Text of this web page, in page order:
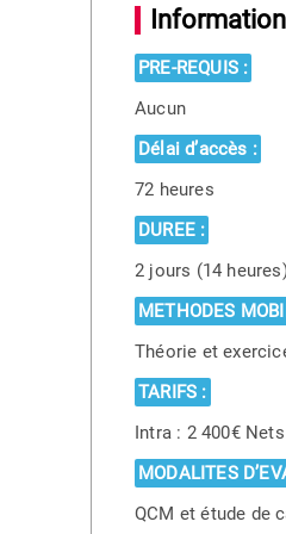
PRE-REQUIS :
Aucun
Délai d’accès :
72 heures
DUREE :
2 jours (14
METHODES
Théorie et
TARIFS :
Intra : 2 400€
MODALITES
QCM et étude de